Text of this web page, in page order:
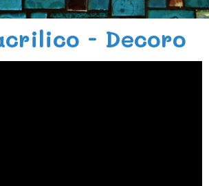
- Decoro